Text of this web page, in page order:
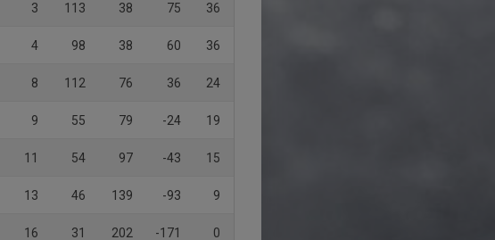
3 113 38 75 36
4 98 38 60 36
8 112 76 36 24
9 55 79 -24 19
11 54 97 -43 15
13 46 139 -93 9
16 31 202 -171 0